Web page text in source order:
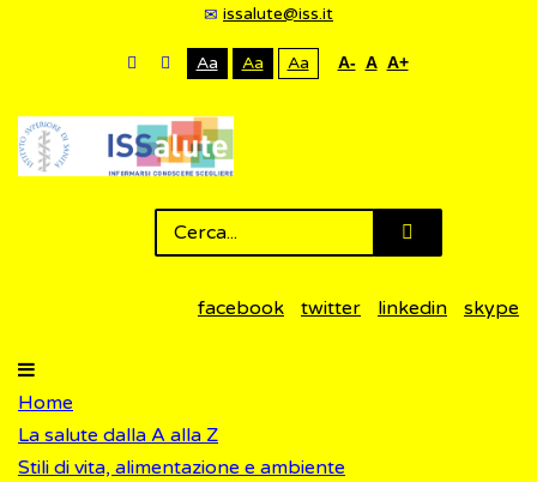
issalute@iss.it
Aa Aa Aa A- A A+
facebook twitter linkedin skype
Home
La salute dalla A alla Z
Stili di vita, alimentazione e ambiente